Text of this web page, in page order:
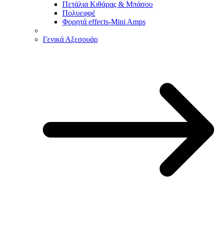
Πετάλια Κιθάρας & Μπάσου
Πολυεφφέ
Φορητά effects-Mini Amps
Γενικά Αξεσουάρ